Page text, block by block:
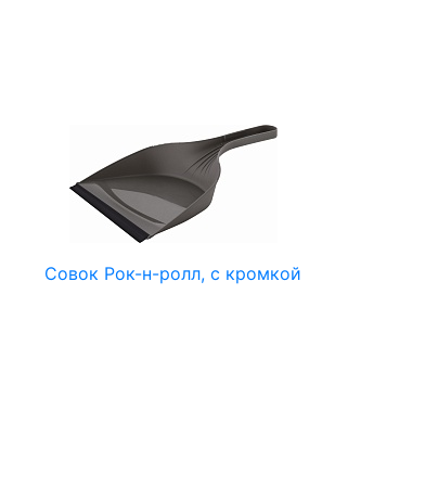
Совок Рок-н-ролл, с кромкой